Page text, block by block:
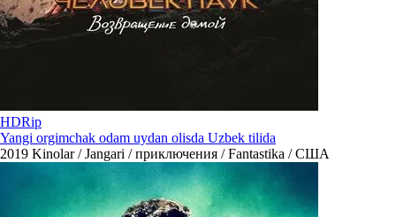
HDRip
Yangi orgimchak odam uydan olisda Uzbek tilida
2019 Kinolar / Jangari / приключения / Fantastika / США